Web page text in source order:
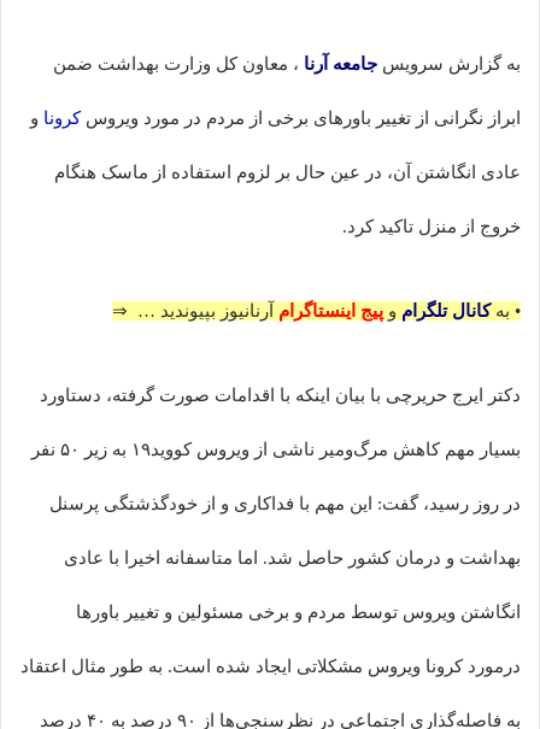
به گزارش سرویس جامعه آرنا ، معاون کل وزارت بهداشت ضمن
ابراز نگرانی از تغییر باورهای برخی از مردم در مورد ویروسکرونا و
عادی انگاشتن آن، در عین حال بر لزوم استفاده از ماسک هنگام
خروج از منزل تاکید کرد.
• بهکانال تلگرام و پیج اینستاگرام آرنانیوز بپیوندید … ⇒
دکتر ایرج حریرچی با بیان اینکه با اقدامات صورت گرفته، دستاورد
بسیار مهم کاهش مرگ‌ومیر ناشی از ویروس کووید۱۹ به زیر ۵۰ نفر
در روز رسید، گفت: این مهم با فداکاری و از خودگذشتگی پرسنل
بهداشت و درمان کشور حاصل شد. اما متاسفانه اخیرا با عادی
انگاشتن ویروس توسط مردم و برخی مسئولین و تغییر باورها
درمورد کرونا ویروس مشکلاتی ایجاد شده است. به طور مثال اعتقاد
به فاصله‌گذاری اجتماعی در نظرسنجی‌ها از ۹۰ درصد به ۴۰ درصد